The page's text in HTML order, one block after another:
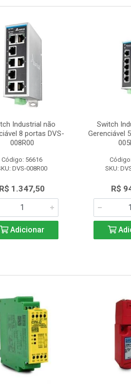
Industrial não
8 portas DVS-
008R00
Código: 56616
DVS-008R00
R$ 1.347,50
Adicionar
Switch
Gerenciável
SKU:
R$